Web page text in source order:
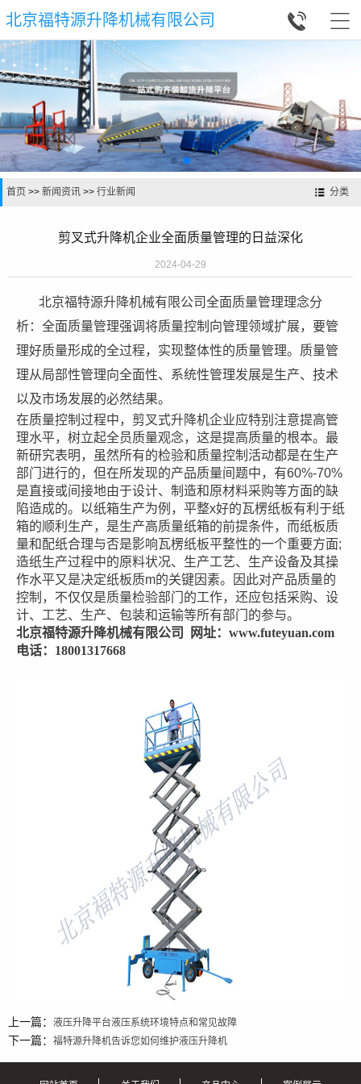
北京福特源升降机械有限公司 

分类
首页 >> 新闻资讯 >> 行业新闻
剪叉式升降机企业全面质量管理的日益深化
2024-04-29
北京福特源升降机械有限公司全面质量管理理念分
析：全面质量管理强调将质量控制向管理领域扩展，要管
理好质量形成的全过程，实现整体性的质量管理。质量管
理从局部性管理向全面性、系统性管理发展是生产、技术
以及市场发展的必然结果。
在质量控制过程中，剪叉式升降机企业应特别注意提高管
理水平，树立起全员质量观念，这是提高质量的根本。最
新研究表明，虽然所有的检验和质量控制活动都是在生产
部门进行的，但在所发现的产品质量间题中，有60%-70%
是直接或间接地由于设计、制造和原材料采购等方面的缺
陷造成的。以纸箱生产为例，平整x好的瓦楞纸板有利于纸
箱的顺利生产，是生产高质量纸箱的前提条件，而纸板质
量和配纸合理与否是影响瓦楞纸板平整性的一个重要方面;
造纸生产过程中的原料状况、生产工艺、生产设备及其操
作水平又是决定纸板质m的关键因素。因此对产品质量的
控制，不仅仅是质量检验部门的工作，还应包括采购、设
计、工艺、生产、包装和运输等所有部门的参与。
北京福特源升降机械有限公司 网址：www.futeyuan.com
电话：18001317668
上一篇： 液压升降平台液压系统环境特点和常见故障
下一篇： 福特源升降机告诉您如何维护液压升降机